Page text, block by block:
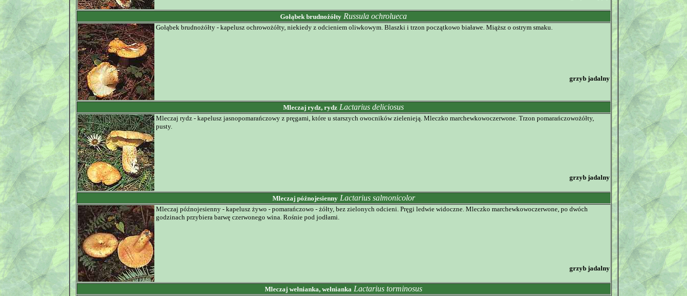
Gołąbek brudnożółty Russula ochrolueca
Gołąbek brudnożółty - kapelusz ochrowożółty, niekiedy z odcieniem oliwkowym. Blaszki i trzon początkowo białawe. Miąższ o ostrym smaku.
grzyb jadalny
Mleczaj rydz, rydz Lactarius deliciosus
Mleczaj rydz - kapelusz jasnopomarańczowy z pręgami, które u starszych owocników zielenieją. Mleczko marchewkowoczerwone. Trzon pomarańczowożółty,
pusty.
grzyb jadalny
Mleczaj późnojesiennyLactarius salmonicolor
Mleczaj późnojesienny - kapelusz żywo - pomarańczowo - żółty, bez zielonych odcieni. Pręgi ledwie widoczne. Mleczko marchewkowoczerwone, po dwóch
godzinach przybiera barwę czerwonego wina. Rośnie pod jodłami.
grzyb jadalny
Mleczaj wełnianka, wełnianka Lactarius torminosus